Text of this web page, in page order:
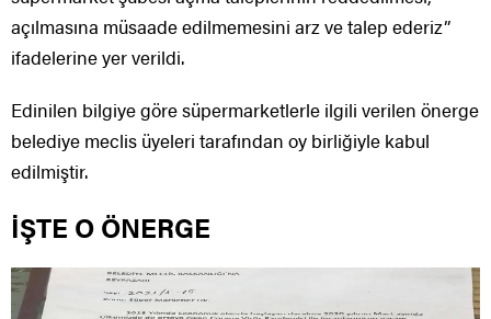
açılmasına müsaade edilmemesini arz ve talep ederiz”
ifadelerine yer verildi.
Edinilen bilgiye göre süpermarketlerle ilgili verilen önerge
belediye meclis üyeleri tarafından oy birliğiyle kabul
edilmiştir.
İŞTE O ÖNERGE